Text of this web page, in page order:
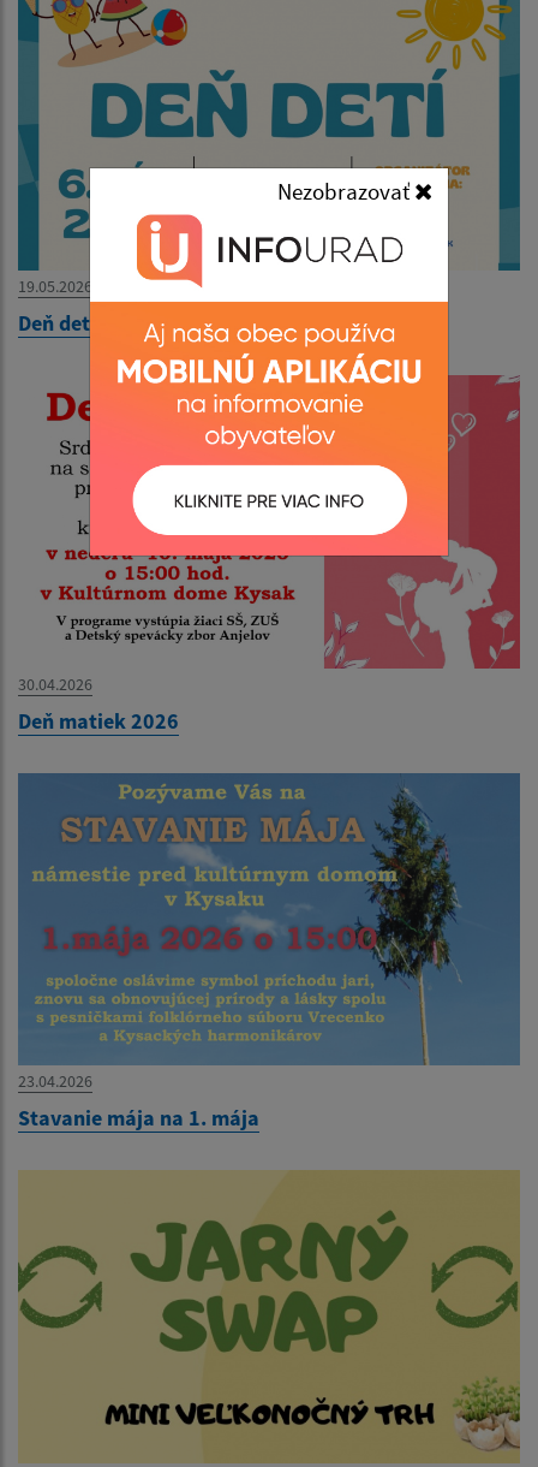
Nezobrazovať
19.05.2026
Deň detí 2026
30.04.2026
Deň matiek 2026
23.04.2026
Stavanie mája na 1. mája